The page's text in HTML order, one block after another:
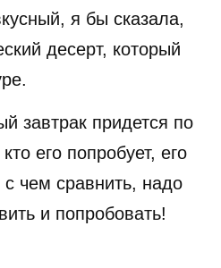
я бы сказала,
десерт, который
завтрак придется по
его попробует, его
чем сравнить, надо
и попробовать!